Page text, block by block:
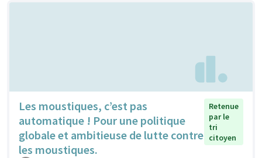
Les moustiques, c’est pas
automatique ! Pour une politique
globale et ambitieuse de lutte contre
les moustiques.
Retenue
par le
tri
citoyen